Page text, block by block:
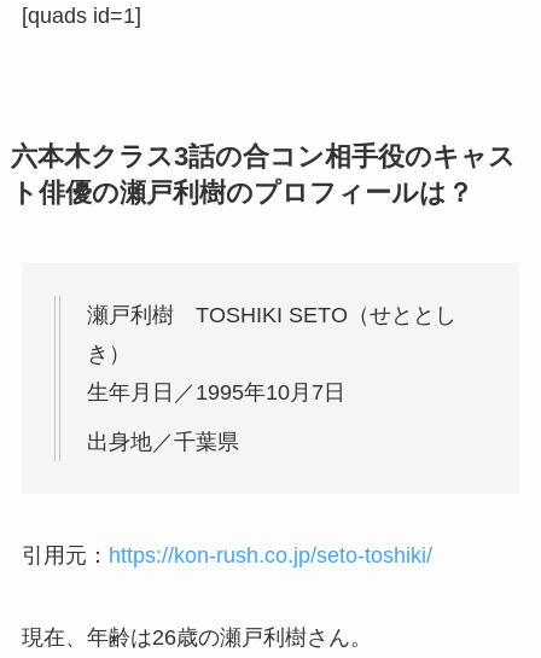
[quads id=1]
六本木クラス3話の合コン相手役のキャス
ト俳優の瀬戸利樹のプロフィールは？
瀬戸利樹 TOSHIKI SETO（せととし
き）
生年月日／1995年10月7日
出身地／千葉県
引用元： https://kon-rush.co.jp/seto-toshiki/
現在、年齢は26歳の瀬戸利樹さん。